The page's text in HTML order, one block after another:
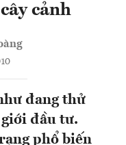
cảnh
đang thử
đầu tư.
phổ biến